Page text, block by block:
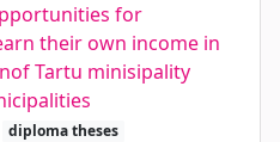
for
their own income in
Tartu minisipality
diploma theses